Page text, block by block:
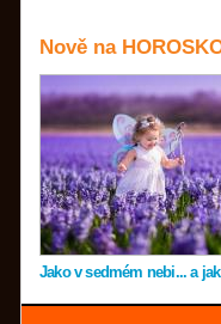
Nově na
Jako v sedmém nebi... a